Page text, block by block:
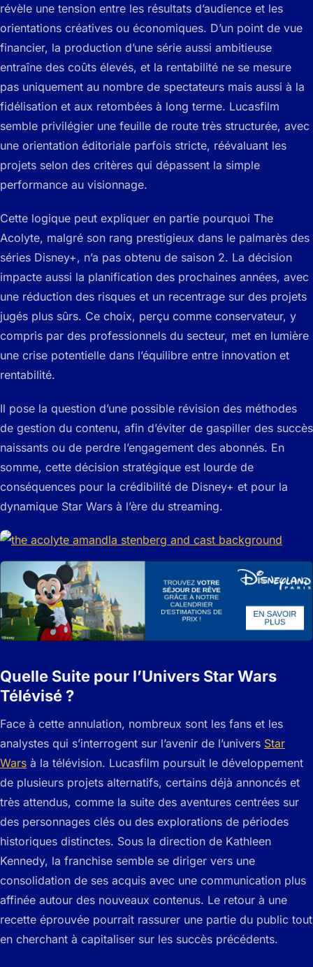
révèle une tension entre les résultats d’audience et les
orientations créatives ou économiques. D’un point de vue
financier, la production d’une série aussi ambitieuse
entraîne des coûts élevés, et la rentabilité ne se mesure
pas uniquement au nombre de spectateurs mais aussi à la
fidélisation et aux retombées à long terme. Lucasfilm
semble privilégier une feuille de route très structurée, avec
une orientation éditoriale parfois stricte, réévaluant les
projets selon des critères qui dépassent la simple
performance au visionnage.
Cette logique peut expliquer en partie pourquoi The
Acolyte, malgré son rang prestigieux dans le palmarès des
séries Disney+, n’a pas obtenu de saison 2. La décision
impacte aussi la planification des prochaines années, avec
une réduction des risques et un recentrage sur des projets
jugés plus sûrs. Ce choix, perçu comme conservateur, y
compris par des professionnels du secteur, met en lumière
une crise potentielle dans l’équilibre entre innovation et
rentabilité.
Il pose la question d’une possible révision des méthodes
de gestion du contenu, afin d’éviter de gaspiller des succès
naissants ou de perdre l’engagement des abonnés. En
somme, cette décision stratégique est lourde de
conséquences pour la crédibilité de Disney+ et pour la
dynamique Star Wars à l’ère du streaming.
Quelle Suite pour l’Univers Star Wars
Télévisé ?
Face à cette annulation, nombreux sont les fans et les
analystes qui s’interrogent sur l’avenir de l’univers Star
Wars à la télévision. Lucasfilm poursuit le développement
de plusieurs projets alternatifs, certains déjà annoncés et
très attendus, comme la suite des aventures centrées sur
des personnages clés ou des explorations de périodes
historiques distinctes. Sous la direction de Kathleen
Kennedy, la franchise semble se diriger vers une
consolidation de ses acquis avec une communication plus
affinée autour des nouveaux contenus. Le retour à une
recette éprouvée pourrait rassurer une partie du public tout
en cherchant à capitaliser sur les succès précédents.